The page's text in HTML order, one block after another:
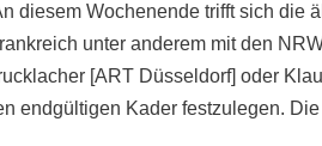
diesem Wochenende trifft sich die
unter anderem mit den
[ART Düsseldorf] oder
endgültigen Kader festzulegen. Die